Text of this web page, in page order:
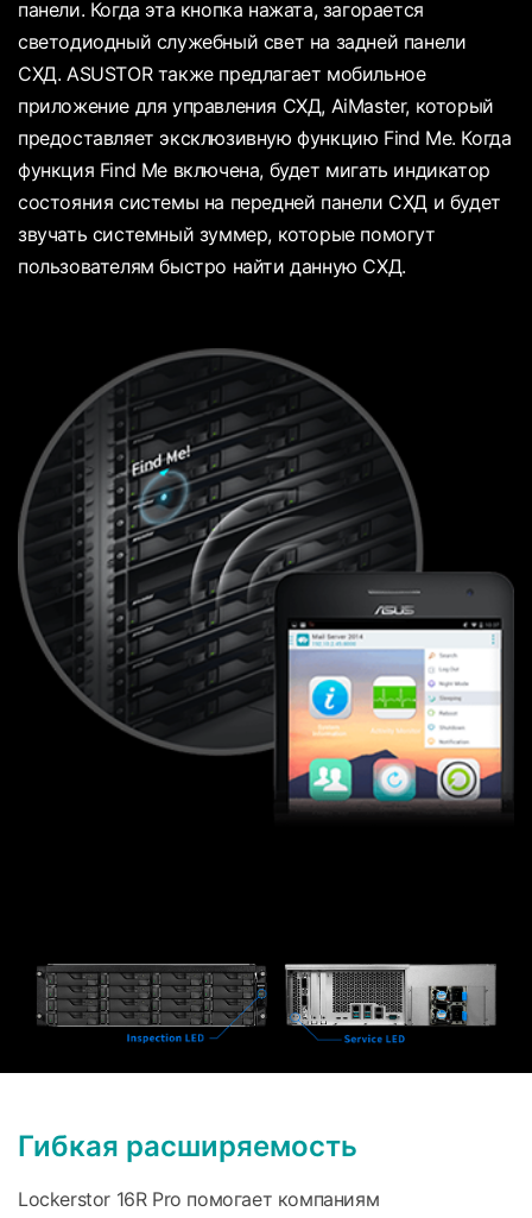
панели. Когда эта кнопка нажата, загорается
светодиодный служебный свет на задней панели
СХД. ASUSTOR также предлагает мобильное
приложение для управления СХД, AiMaster, который
предоставляет эксклюзивную функцию Find Me. Когда
функция Find Me включена, будет мигать индикатор
состояния системы на передней панели СХД и будет
звучать системный зуммер, которые помогут
пользователям быстро найти данную СХД.
Гибкая расширяемость
Lockerstor 16R Pro помогает компаниям